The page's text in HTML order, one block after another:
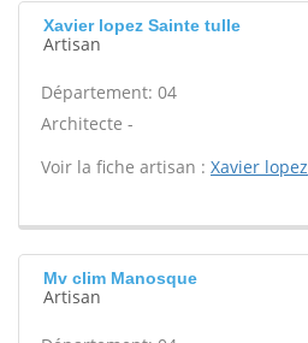
Xavier lopez Sainte tulle
Artisan
Département: 04
Architecte -
Voir la fiche artisan : Xavier lopez
Mv clim Manosque
Artisan